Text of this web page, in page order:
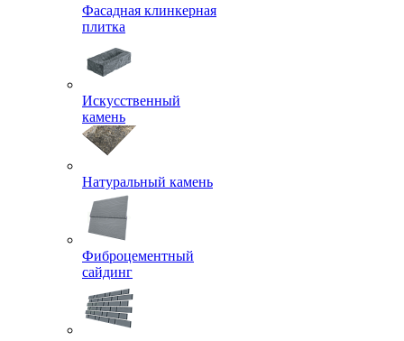
Фасадная клинкерная
плитка
Искусственный
камень
Натуральный камень
Фиброцементный
сайдинг